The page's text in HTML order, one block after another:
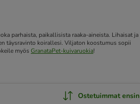
parhaista, paikallisista raaka-aineista. Lihaisat ja
täysravinto koirallesi. Viljaton koostumus sopii
myös GranataPet-kuivaruokia!
Ostetuimmat ensin